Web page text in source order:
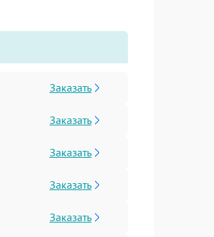
Заказать
Заказать
Заказать
Заказать
Заказать